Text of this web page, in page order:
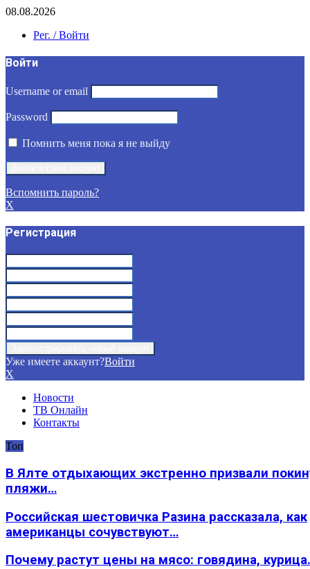
08.08.2026
Рег. / Войти
Войти
Username or email
Password
Помнить меня пока я не выйду
Вспомнить пароль?
X
Регистрация
Уже имеете аккаунт?Войти
X
Новости
ТВ Онлайн
Контакты
Топ
В Ялте отдыхающих экстренно призвали
пляжи…
Российская шестовичка Разина рассказала, как
американцы сочувствуют…
Почему растут цены на мясо: говядина,